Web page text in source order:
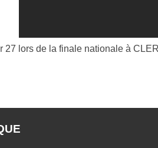
27 lors de la finale nationale à